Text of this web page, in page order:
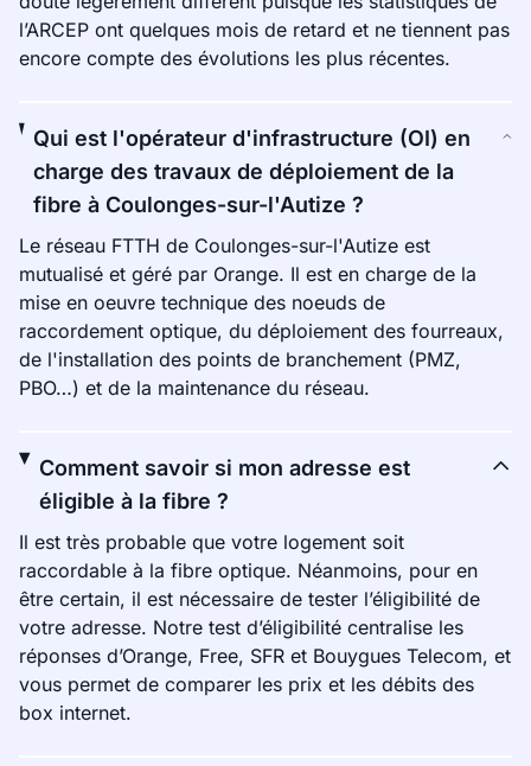
l’ARCEP ont quelques mois de retard et ne tiennent pas
encore compte des évolutions les plus récentes.
Qui est l'opérateur d'infrastructure (OI) en
charge des travaux de déploiement de la
fibre à Coulonges-sur-l'Autize ?
Le réseau FTTH de Coulonges-sur-l'Autize est
mutualisé et géré par Orange. Il est en charge de la
mise en oeuvre technique des noeuds de
raccordement optique, du déploiement des fourreaux,
de l'installation des points de branchement (PMZ,
PBO…) et de la maintenance du réseau.
Comment savoir si mon adresse est
éligible à la fibre ?
Il est très probable que votre logement soit
raccordable à la fibre optique. Néanmoins, pour en
être certain, il est nécessaire de tester l’éligibilité de
votre adresse. Notre test d’éligibilité centralise les
réponses d’Orange, Free, SFR et Bouygues Telecom, et
vous permet de comparer les prix et les débits des
box internet.